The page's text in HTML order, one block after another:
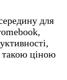
для
такою ціною